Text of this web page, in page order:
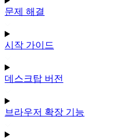
문제 해결
시작 가이드
데스크탑 버전
브라우저 확장 기능